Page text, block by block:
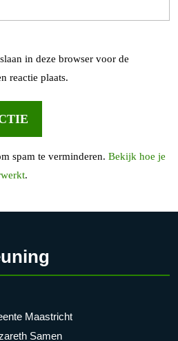
in deze browser voor de
reactie plaats.
spam te verminderen. Bekijk hoe je
.
Maastricht
Samen